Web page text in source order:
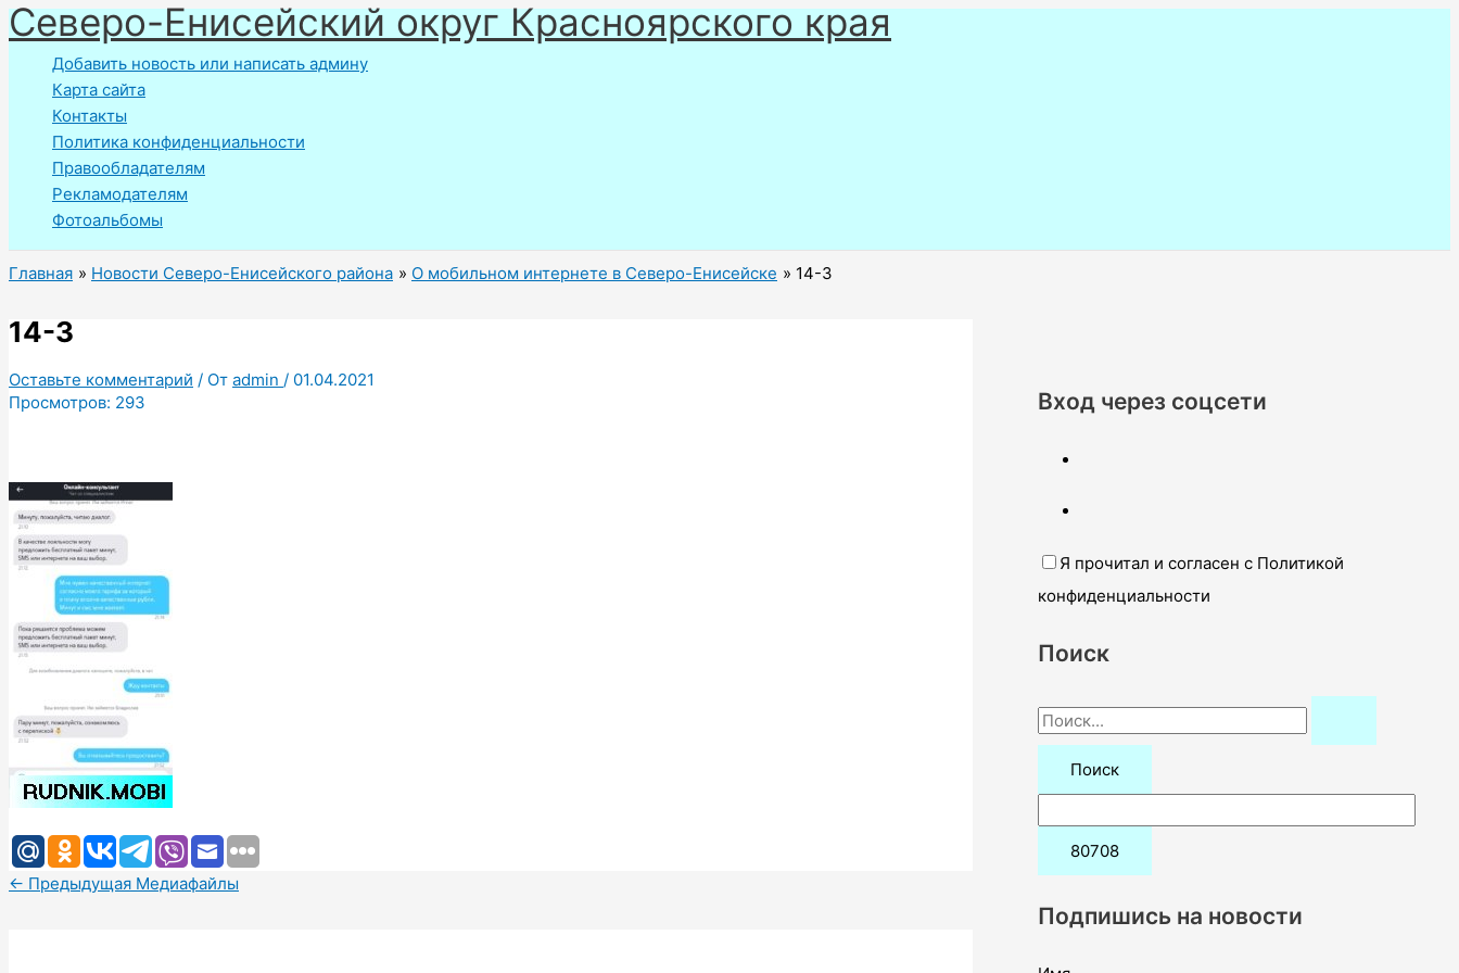
Перейти
к
содержимому
Северо-Енисейский округ Красноярского края
Добавить новость или написать админу
Карта сайта
Контакты
Политика конфиденциальности
Правообладателям
Рекламодателям
Фотоальбомы
Главная Новости Северо-Енисейского района О мобильном интернете в Северо-Енисейске 14-3
14-3
Оставьте комментарий / От admin / 01.04.2021
Просмотров: 293
← Предыдущая Медиафайлы
Вход через соцсети
Я прочитал и согласен с Политикой
конфиденциальности
Поиск
П
о
:
Подпишись на новости